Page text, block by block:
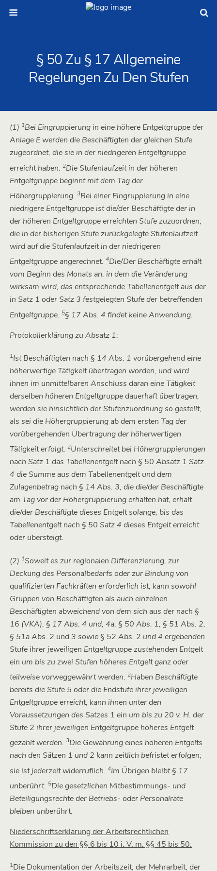
§ 50 Zu § 17 Allgemeine
Regelungen Zu Den Stufen
(1) 1Bei Eingruppierung in eine höhere Entgeltgruppe der
Anlage E werden die Beschäftigten der gleichen Stufe
zugeordnet, die sie in der niedrigeren Entgeltgruppe
erreicht haben. 2Die Stufenlaufzeit in der höheren
Entgeltgruppe beginnt mit dem Tag der
Höhergruppierung. 3Bei einer Eingruppierung in eine
niedrigere Entgeltgruppe ist die/der Beschäftigte der in
der höheren Entgeltgruppe erreichten Stufe zuzuordnen;
die in der bisherigen Stufe zurückgelegte Stufenlaufzeit
wird auf die Stufenlaufzeit in der niedrigeren
Entgeltgruppe angerechnet. 4Die/Der Beschäftigte erhält
vom Beginn des Monats an, in dem die Veränderung
wirksam wird, das entsprechende Tabellenentgelt aus der
in Satz 1 oder Satz 3 festgelegten Stufe der betreffenden
Entgeltgruppe. 5§ 17 Abs. 4 findet keine Anwendung.
Protokollerklärung zu Absatz 1:
1Ist Beschäftigten nach § 14 Abs. 1 vorübergehend eine
höherwertige Tätigkeit übertragen worden, und wird
ihnen im unmittelbaren Anschluss daran eine Tätigkeit
derselben höheren Entgeltgruppe dauerhaft übertragen,
werden sie hinsichtlich der Stufenzuordnung so gestellt,
als sei die Höhergruppierung ab dem ersten Tag der
vorübergehenden Übertragung der höherwertigen
Tätigkeit erfolgt. 2Unterschreitet bei Höhergruppierungen
nach Satz 1 das Tabellenentgelt nach § 50 Absatz 1 Satz
4 die Summe aus dem Tabellenentgelt und dem
Zulagenbetrag nach § 14 Abs. 3, die die/der Beschäftigte
am Tag vor der Höhergruppierung erhalten hat, erhält
die/der Beschäftigte dieses Entgelt solange, bis das
Tabellenentgelt nach § 50 Satz 4 dieses Entgelt erreicht
oder übersteigt.
(2) 1Soweit es zur regionalen Differenzierung, zur
Deckung des Personalbedarfs oder zur Bindung von
qualifizierten Fachkräften erforderlich ist, kann sowohl
Gruppen von Beschäftigten als auch einzelnen
Beschäftigten abweichend von dem sich aus der nach §
16 (VKA), § 17 Abs. 4 und, 4a, § 50 Abs. 1, § 51 Abs. 2,
§ 51a Abs. 2 und 3 sowie § 52 Abs. 2 und 4 ergebenden
Stufe ihrer jeweiligen Entgeltgruppe zustehenden Entgelt
ein um bis zu zwei Stufen höheres Entgelt ganz oder
teilweise vorweggewährt werden. 2Haben Beschäftigte
bereits die Stufe 5 oder die Endstufe ihrer jeweiligen
Entgeltgruppe erreicht, kann ihnen unter den
Voraussetzungen des Satzes 1 ein um bis zu 20 v. H. der
Stufe 2 ihrer jeweiligen Entgeltgruppe höheres Entgelt
gezahlt werden. 3Die Gewährung eines höheren Entgelts
nach den Sätzen 1 und 2 kann zeitlich befristet erfolgen;
sie ist jederzeit widerruflich. 4Im Übrigen bleibt § 17
unberührt. 5Die gesetzlichen Mitbestimmungs- und
Beteiligungsrechte der Betriebs- oder Personalräte
bleiben unberührt.
Niederschriftserklärung der Arbeitsrechtlichen
Kommission zu den §§ 6 bis 10 i. V. m. §§ 45 bis 50:
1Die Dokumentation der Arbeitszeit, der Mehrarbeit, der